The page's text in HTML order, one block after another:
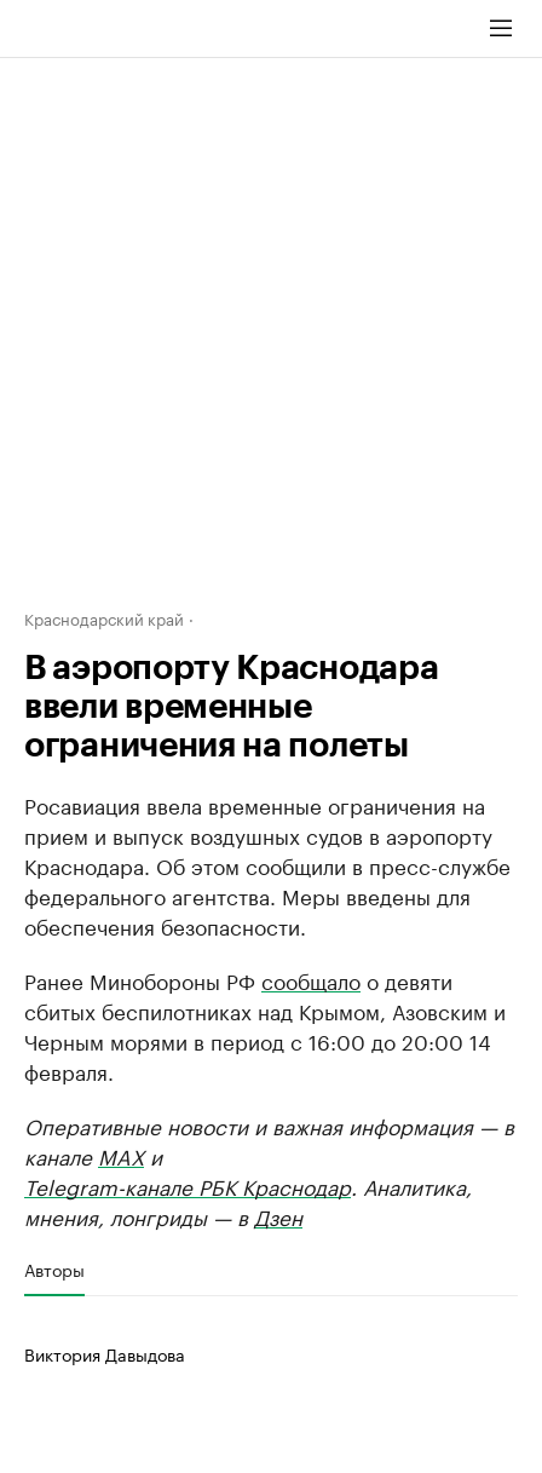
Краснодарский край
В аэропорту Краснодара
ввели временные
ограничения на полеты
Росавиация ввела временные ограничения на
прием и выпуск воздушных судов в аэропорту
Краснодара. Об этом сообщили в пресс-службе
федерального агентства. Меры введены для
обеспечения безопасности.
Ранее Минобороны РФ сообщалоо девяти
сбитых беспилотниках над Крымом, Азовским и
Черным морями в период с 16:00 до 20:00 14
февраля.
Оперативные новости и важная информация — в
канале MAXи
Telegram-канале РБК Краснодар. Аналитика,
мнения, лонгриды — в Дзен
Авторы
Виктория Давыдова